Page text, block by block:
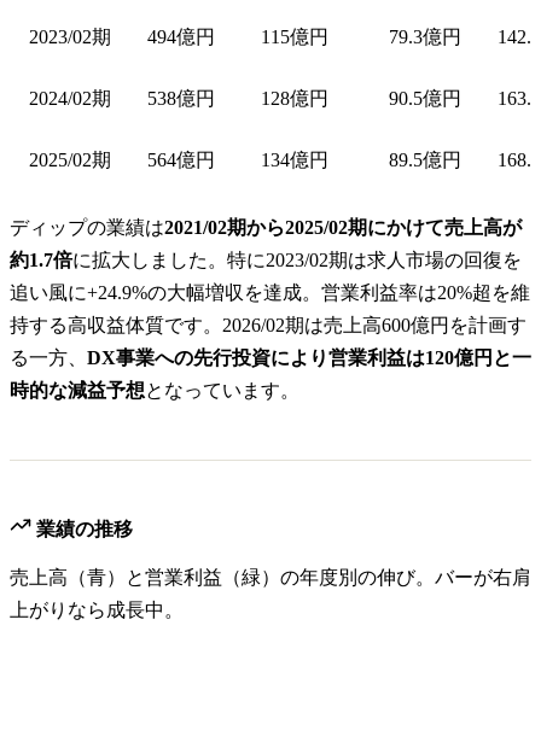
2023/02期 494億円 115億円 79.3億円
2024/02期 538億円 128億円 90.5億円
2025/02期 564億円 134億円 89.5億円
ディップの業績は2021/02期から2025/02期にかけて売上高が
約1.7倍に拡大しました。特に2023/02期は求人市場の回復を
追い風に+24.9%の大幅増収を達成。営業利益率は20%超を維
持する高収益体質です。2026/02期は売上高600億円を計画す
る一方、 DX事業への先行投資により営業利益は120億円と一
時的な減益予想となっています。
業績の推移
売上高（青）と営業利益（緑）の年度別の伸び。バーが右肩
上がりなら成長中。